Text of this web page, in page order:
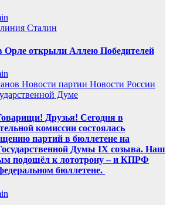
Сталин
Орле открыли Аллею Победителей
Новости партии Новости России
Думе
Друзья! Сегодня в
комиссии состоялась
партий в бюллетене на
Думы IX созыва. Наш
подошёл к лототрону – и КПРФ
бюллетене.